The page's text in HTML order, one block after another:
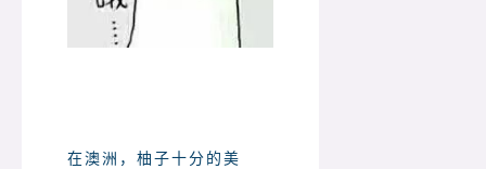
在澳洲，柚子十分的美